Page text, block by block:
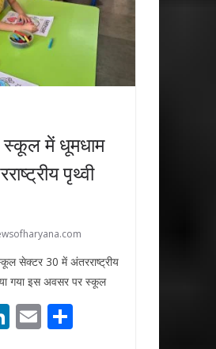
में धूमधाम
पृथ्वी
सेक्टर 30 में अंतरराष्ट्रीय
गया इस अवसर पर स्कूल
Li E